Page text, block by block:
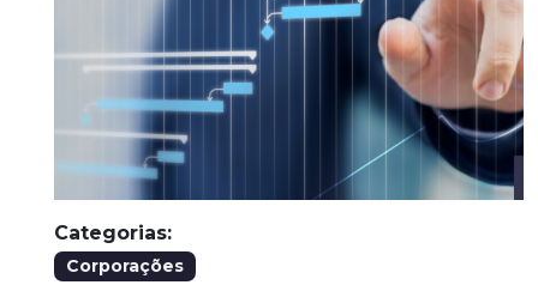
Categorias:
Corporações